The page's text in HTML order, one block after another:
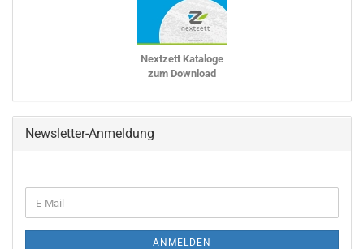
Nextzett Kataloge
zum Download
Newsletter-Anmeldung
ZUR
E-
Mail
ANMELDEN